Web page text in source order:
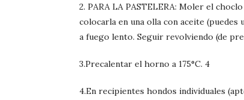
2. PARA LA PASTELERA: Moler el
colocarla en una olla con aceite (puedes
a fuego lento. Seguir revolviendo (de
3.Precalentar el horno a 175°C. 4
4.En recipientes hondos individuales